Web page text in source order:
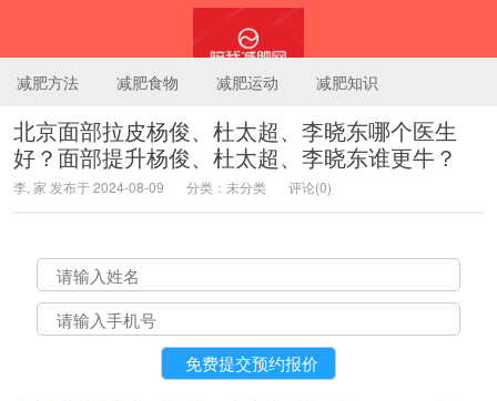
陪我减肥网
减肥方法 减肥食物 减肥运动 减肥知识
北京面部拉皮杨俊、杜太超、李晓东哪个医生
好？面部提升杨俊、杜太超、李晓东谁更牛？
李, 家 发布于 2024-08-09 分类：未分类 评论(0)